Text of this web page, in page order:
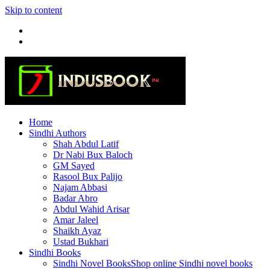
Skip to content
Home
Sindhi Authors
Shah Abdul Latif
Dr Nabi Bux Baloch
GM Sayed
Rasool Bux Palijo
Najam Abbasi
Badar Abro
Abdul Wahid Arisar
Amar Jaleel
Shaikh Ayaz
Ustad Bukhari
Sindhi Books
Sindhi Novel BooksShop online Sindhi novel books